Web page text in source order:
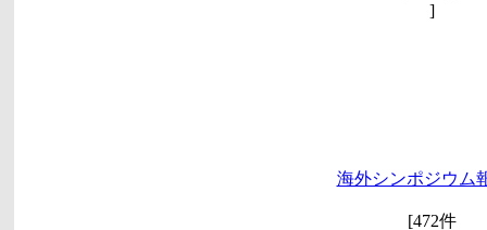
]
海外シンポジウム
[472件